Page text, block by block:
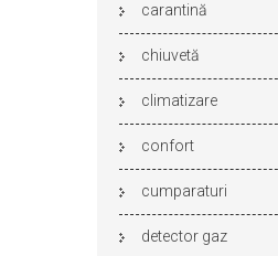
carantină
chiuvetă
climatizare
confort
cumparaturi
detector gaz